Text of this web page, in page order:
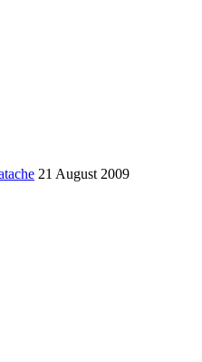
21 August 2009